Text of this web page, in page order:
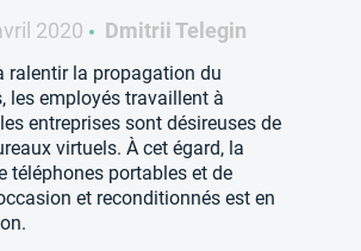
2020 Dmitrii Telegin
ralentir la propagation du
les employés travaillent à
entreprises sont désireuses de
virtuels. À cet égard, la
téléphones portables et de
et reconditionnés est en